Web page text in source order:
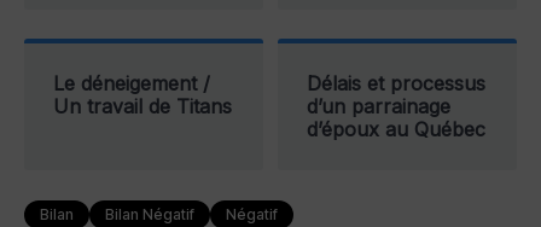
Le déneigement /
Un travail de Titans
Délais et processus
d’un parrainage
d’époux au Québec
Bilan Bilan Négatif Négatif